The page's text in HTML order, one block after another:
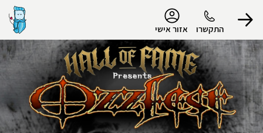
התקשרו אזור אישי
הפרופיל שלי
התנתק